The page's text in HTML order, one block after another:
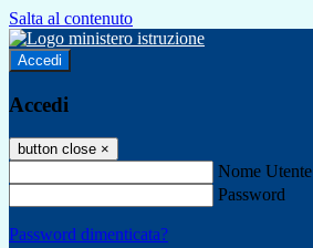
Salta al contenuto
Accedi
Accedi
button close ×
Nome Utente
Password
Password dimenticata?